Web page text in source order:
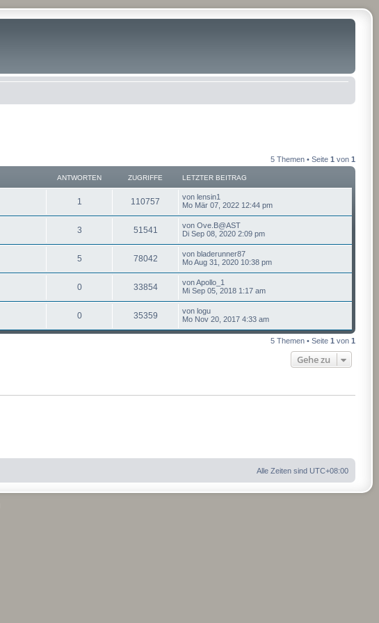
5 Themen • Seite1 von1
ANTWORTEN ZUGRIFFE LETZTER BEITRAG
1 110757 vonlensin1
Mo Mär 07, 2022 12:44 pm
3 51541 vonOve.B@AST
Di Sep 08, 2020 2:09 pm
5 78042 vonbladerunner87
Mo Aug 31, 2020 10:38 pm
0 33854 vonApollo_1
Mi Sep 05, 2018 1:17 am
0 35359 vonlogu
Mo Nov 20, 2017 4:33 am
5 Themen • Seite1 von1
Gehe zu
Alle Zeiten sind UTC+08:00